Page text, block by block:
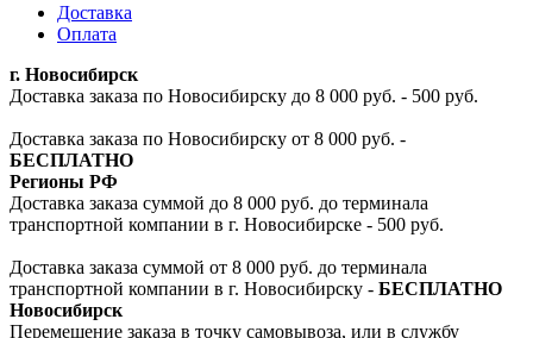
Доставка
Оплата
г. Новосибирск
Доставка заказа по Новосибирску до 8 000 руб. - 500 руб.
Доставка заказа по Новосибирску от 8 000 руб. -
БЕСПЛАТНО
Регионы РФ
Доставка заказа суммой до 8 000 руб. до терминала
транспортной компании в г. Новосибирске - 500 руб.
Доставка заказа суммой от 8 000 руб. до терминала
транспортной компании в г. Новосибирску - БЕСПЛАТНО
Новосибирск
Перемещение заказа в точку самовывоза, или в службу